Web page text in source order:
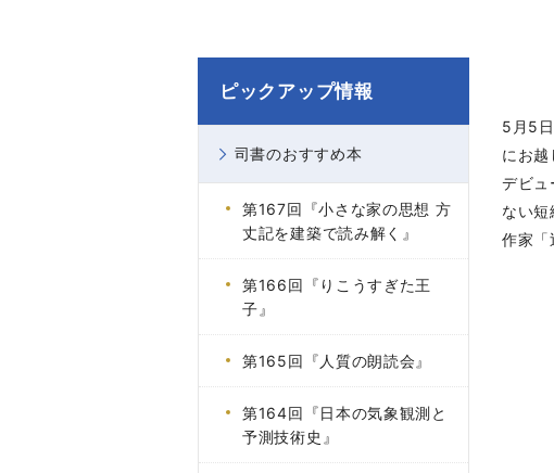
5月5
にお越
デビュ
ない短
作家「
ピックアップ情報
司書のおすすめ本
第167回『小さな家の思想 方
丈記を建築で読み解く』
第166回『りこうすぎた王
子』
第165回『人質の朗読会』
第164回『日本の気象観測と
予測技術史』